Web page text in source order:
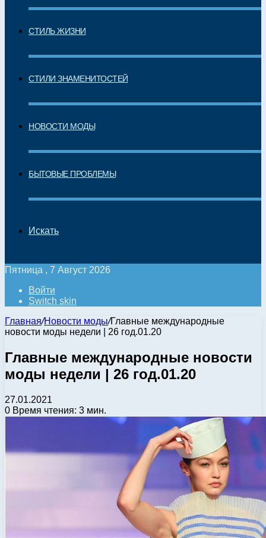
СТИЛЬ ЖИЗНИ
СТИЛИ ЗНАМЕНИТОСТЕЙ
НОВОСТИ МОДЫ
БЫТОВЫЕ ПРОБЛЕМЫ
Искать
Пятница , 7 Август 2026
Войти
Switch skin
Главная/Новости моды/Главные международные
новости моды недели | 26 год.01.20
Главные международные новости
моды недели | 26 год.01.20
27.01.2021
0 Время чтения: 3 мин.